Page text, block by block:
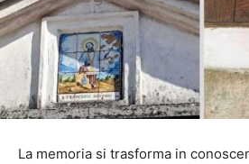
La memoria si trasforma in